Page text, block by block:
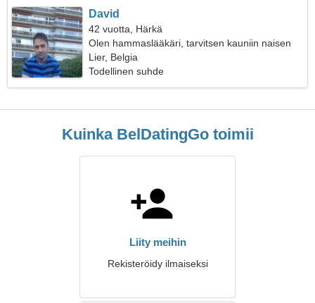
David
42 vuotta, Härkä
Olen hammaslääkäri, tarvitsen kauniin naisen
Lier, Belgia
Todellinen suhde
Kuinka BelDatingGo toimii
Liity meihin
Rekisteröidy ilmaiseksi